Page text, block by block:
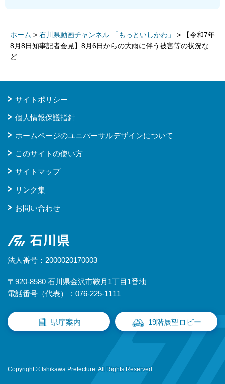
ホーム > 石川県動画チャンネル 「もっといしかわ」
> 【令和7年
8月8日知事記者会見】8月6日からの大雨に伴う被害等の状況な
ど
サイトポリシー
個人情報保護指針
ホームページのユニバーサルデザインについて
このサイトの使い方
サイトマップ
リンク集
お問い合わせ
石川県
法人番号：2000020170003
〒920-8580 石川県金沢市鞍月1丁目1番地
電話番号（代表）：076-225-1111
県庁案内 19階展望ロビー
Copyright © Ishikawa Prefecture. All Rights Reserved.